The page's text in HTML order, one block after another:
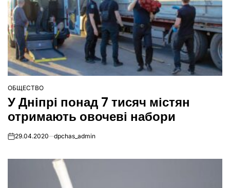
ОПУБЛІКУВАТИ
У
ОБЩЕСТВО
У Дніпрі понад 7 тисяч містян
отримають овочеві набори
on29.04.2020 dpchas_admin